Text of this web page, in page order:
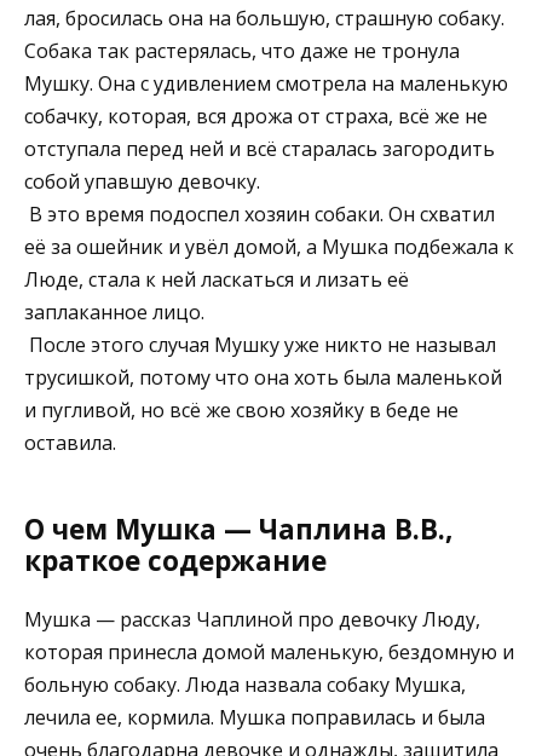
лая, бросилась она на большую, страшную собаку.
Собака так растерялась, что даже не тронула
Мушку. Она с удивлением смотрела на маленькую
собачку, которая, вся дрожа от страха, всё же не
отступала перед ней и всё старалась загородить
собой упавшую девочку.
В это время подоспел хозяин собаки. Он схватил
её за ошейник и увёл домой, а Мушка подбежала к
Люде, стала к ней ласкаться и лизать её
заплаканное лицо.
После этого случая Мушку уже никто не называл
трусишкой, потому что она хоть была маленькой
и пугливой, но всё же свою хозяйку в беде не
оставила.
О чем Мушка — Чаплина В.В.,
краткое содержание
Мушка — рассказ Чаплиной про девочку Люду,
которая принесла домой маленькую, бездомную и
больную собаку. Люда назвала собаку Мушка,
лечила ее, кормила. Мушка поправилась и была
очень благодарна девочке и однажды, защитила